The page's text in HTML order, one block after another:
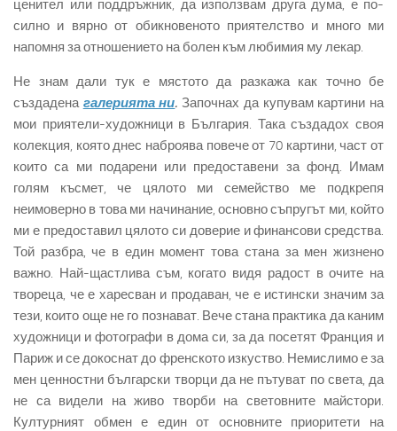
ценител или поддръжник, да използвам друга дума, е по-
силно и вярно от обикновеното приятелство и много ми
напомня за отношението на болен към любимия му лекар.
Не знам дали тук е мястото да разкажа как точно бе
създадена галерията ни. Започнах да купувам картини на
мои приятели-художници в България. Така създадох своя
колекция, която днес наброява повече от 70 картини, част от
които са ми подарени или предоставени за фонд. Имам
голям късмет, че цялото ми семейство ме подкрепя
неимоверно в това ми начинание, основно съпругът ми, който
ми е предоставил цялото си доверие и финансови средства.
Той разбра, че в един момент това стана за мен жизнено
важно. Най-щастлива съм, когато видя радост в очите на
твореца, че е харесван и продаван, че е истински значим за
тези, които още не го познават. Вече стана практика да каним
художници и фотографи в дома си, за да посетят Франция и
Париж и се докоснат до френското изкуство. Немислимо е за
мен ценностни български творци да не пътуват по света, да
не са видели на живо творби на световните майстори.
Културният обмен е един от основните приоритети на